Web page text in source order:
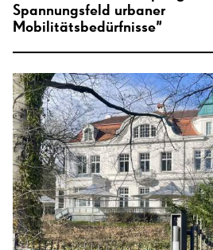
Spannungsfeld urbaner
Mobilitätsbedürfnisse”